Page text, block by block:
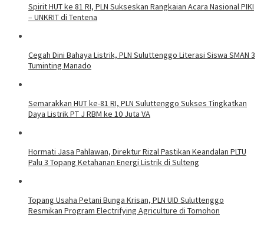
Spirit HUT ke 81 RI, PLN Sukseskan Rangkaian Acara Nasional PIKI
– UNKRIT di Tentena
Cegah Dini Bahaya Listrik, PLN Suluttenggo Literasi Siswa SMAN 3
Tuminting Manado
Semarakkan HUT ke-81 RI, PLN Suluttenggo Sukses Tingkatkan
Daya Listrik PT J RBM ke 10 Juta VA
Hormati Jasa Pahlawan, Direktur Rizal Pastikan Keandalan PLTU
Palu 3 Topang Ketahanan Energi Listrik di Sulteng
Topang Usaha Petani Bunga Krisan, PLN UID Suluttenggo
Resmikan Program Electrifying Agriculture di Tomohon